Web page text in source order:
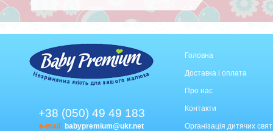
+38 (050) 49 49 183
e-mail: babypremium@ukr.net
Головна
Доставка і оплата
Про нас
Контакти
Організація дитячих свят